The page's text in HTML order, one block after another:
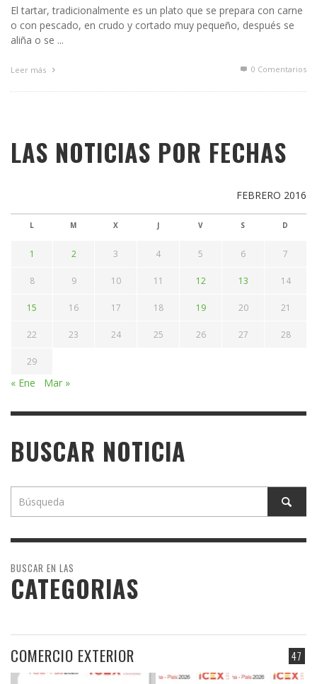
El tartar, tradicionalmente es un plato que se prepara con carne
o con pescado, en crudo y cortado muy pequeño, después se
aliña o se ...
Leer más 0 Comentarios
LAS NOTICIAS POR FECHAS
FEBRERO 2016
L M X J V S D
1 2 3 4 5 6 7
8 9 10 11 12 13 14
15 16 17 18 19 20 21
22 23 24 25 26 27 28
29
« Ene Mar »
BUSCAR NOTICIA
BUSCAR EN LAS
CATEGORIAS
47
COMERCIO EXTERIOR